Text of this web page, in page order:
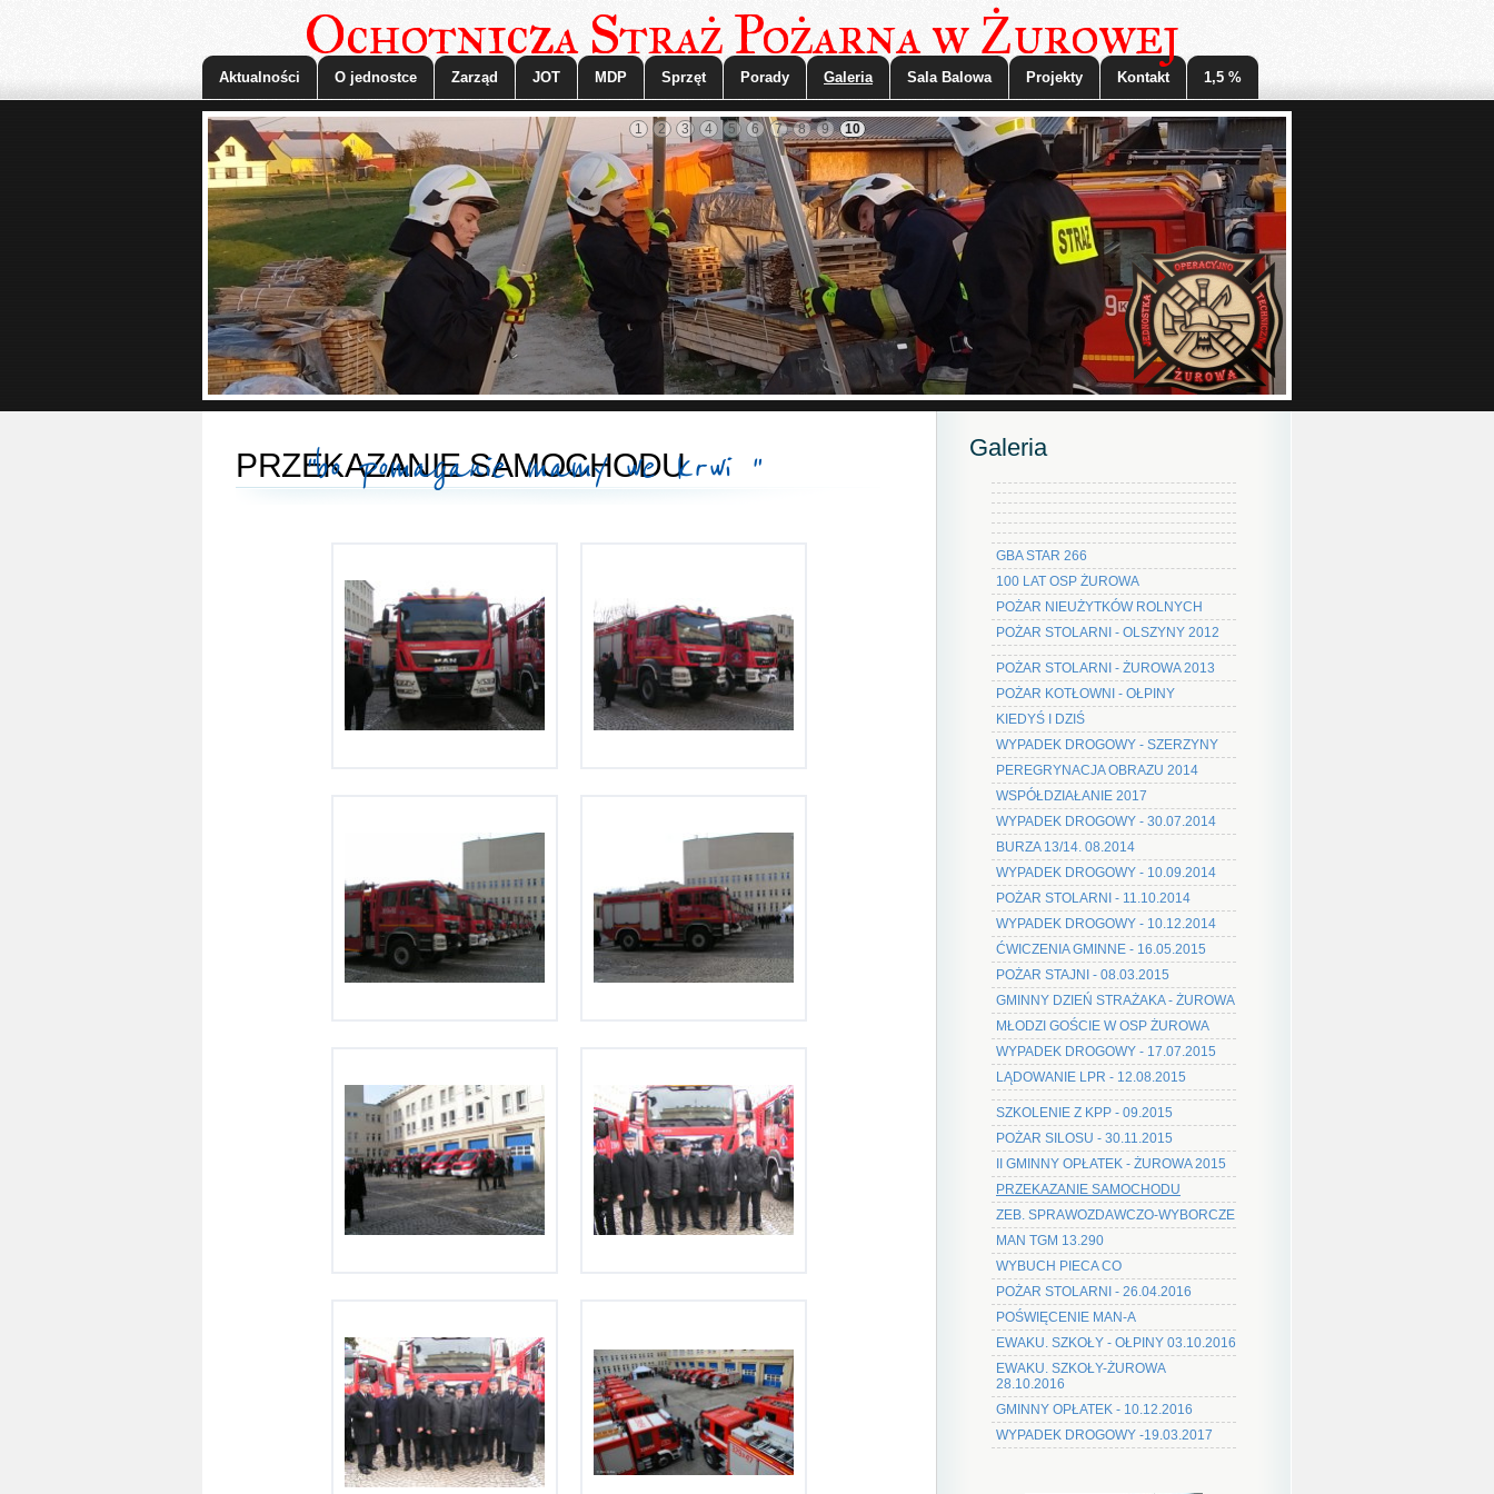
Aktualności O jednostce Zarząd JOT MDP Sprzęt Porady Galeria Sala Balowa Projekty Kontakt 1,5 %
Ochotnicza Straż Pożarna w Żurowej
"bo pomaganie mamy we krwi "
1 2 3 4 5 6 7 8 9 10
PRZEKAZANIE SAMOCHODU Galeria
GBA STAR 266
100 LAT OSP ŻUROWA
POŻAR NIEUŻYTKÓW ROLNYCH
POŻAR STOLARNI - OLSZYNY 2012
POŻAR STOLARNI - ŻUROWA 2013
POŻAR KOTŁOWNI - OŁPINY
KIEDYŚ I DZIŚ
WYPADEK DROGOWY - SZERZYNY
PEREGRYNACJA OBRAZU 2014
WSPÓŁDZIAŁANIE 2017
WYPADEK DROGOWY - 30.07.2014
BURZA 13/14. 08.2014
WYPADEK DROGOWY - 10.09.2014
POŻAR STOLARNI - 11.10.2014
WYPADEK DROGOWY - 10.12.2014
ĆWICZENIA GMINNE - 16.05.2015
POŻAR STAJNI - 08.03.2015
GMINNY DZIEŃ STRAŻAKA - ŻUROWA
MŁODZI GOŚCIE W OSP ŻUROWA
WYPADEK DROGOWY - 17.07.2015
LĄDOWANIE LPR - 12.08.2015
SZKOLENIE Z KPP - 09.2015
POŻAR SILOSU - 30.11.2015
II GMINNY OPŁATEK - ŻUROWA 2015
PRZEKAZANIE SAMOCHODU
ZEB. SPRAWOZDAWCZO-WYBORCZE
MAN TGM 13.290
WYBUCH PIECA CO
POŻAR STOLARNI - 26.04.2016
POŚWIĘCENIE MAN-A
EWAKU. SZKOŁY - OŁPINY 03.10.2016
EWAKU. SZKOŁY-ŻUROWA
28.10.2016
GMINNY OPŁATEK - 10.12.2016
WYPADEK DROGOWY -19.03.2017